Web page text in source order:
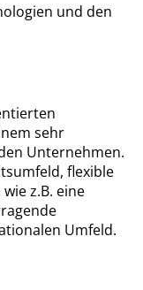
und den
sehr
Unternehmen.
flexible
z.B. eine
Umfeld.